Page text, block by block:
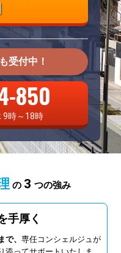
受付中！
850
時～18時
の 3 つの強み
手厚く
で、専任コンシェルジュが